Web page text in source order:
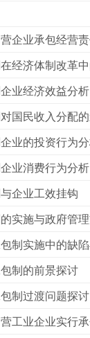
企业承包经营
经济体制改革
业经济效益分析
国民收入分配
业的投资行为
业消费行为分析
企业工效挂钩
实施与政府管
制实施中的缺
制的前景探讨
制过渡问题探讨
工业企业实行